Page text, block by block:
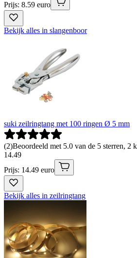
Prijs: 8.59 euro
Bekijk alles in slangenboor
suki zeilringtang met 100 ringen Ø 5 mm
(2)Beoordeeld met 5.0 van de 5 sterren, 2
14.49
Prijs: 14.49 euro
Bekijk alles in zeilringtang